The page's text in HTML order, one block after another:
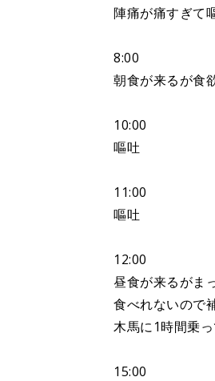
陣痛が痛すぎて
8:00
朝食が来るが食
10:00
嘔吐
11:00
嘔吐
12:00
昼食が来るがま
食べれないので
木馬に1時間乗
15:00